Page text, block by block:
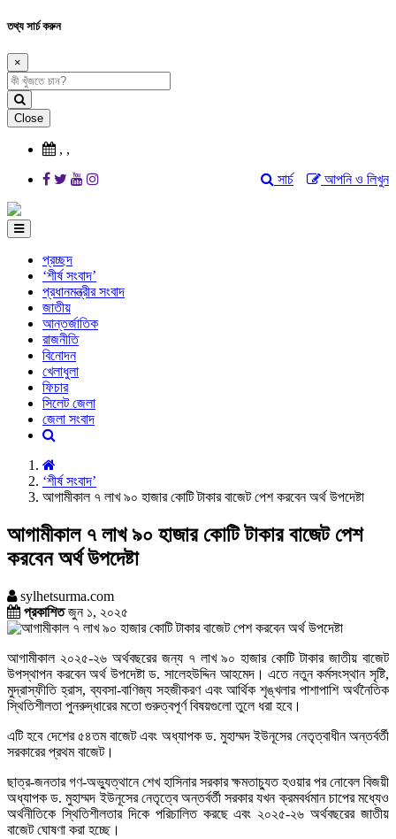
তথ্য সার্চ করুন
×
Close
, ,
আপনি ও লিখুন
সার্চ
প্রচ্ছদ
‘শীর্ষ সংবাদ’
প্রধানমন্ত্রীর সংবাদ
জাতীয়
আন্তর্জাতিক
রাজনীতি
বিনোদন
খেলাধুলা
ফিচার
সিলেট জেলা
জেলা সংবাদ
‘শীর্ষ সংবাদ’
আগামীকাল ৭ লাখ ৯০ হাজার কোটি টাকার বাজেট পেশ করবেন অর্থ উপদেষ্টা
আগামীকাল ৭ লাখ ৯০ হাজার কোটি টাকার বাজেট পেশ
করবেন অর্থ উপদেষ্টা
sylhetsurma.com
প্রকাশিতজুন ১, ২০২৫
আগামীকাল ২০২৫-২৬ অর্থবছরের জন্য ৭ লাখ ৯০ হাজার কোটি টাকার জাতীয় বাজেট
উপস্থাপন করবেন অর্থ উপদেষ্টা ড. সালেহউদ্দিন আহমেদ। এতে নতুন কর্মসংস্থান সৃষ্টি,
মুদ্রাস্ফীতি হ্রাস, ব্যবসা-বাণিজ্য সহজীকরণ এবং আর্থিক শৃঙ্খলার পাশাপাশি অর্থনৈতিক
স্থিতিশীলতা পুনরুদ্ধারের মতো গুরুত্বপূর্ণ বিষয়গুলো তুলে ধরা হবে।
এটি হবে দেশের ৫৪তম বাজেট এবং অধ্যাপক ড. মুহাম্মদ ইউনূসের নেতৃত্বাধীন অন্তর্বর্তী
সরকারের প্রথম বাজেট।
ছাত্র-জনতার গণ-অভ্যুত্থানে শেখ হাসিনার সরকার ক্ষমতাচ্যুত হওয়ার পর নোবেল বিজয়ী
অধ্যাপক ড. মুহাম্মদ ইউনূসের নেতৃত্বে অন্তর্বর্তী সরকার যখন ক্রমবর্ধমান চাপের মধ্যেও
অর্থনীতিকে স্থিতিশীলতার দিকে পরিচালিত করছে এবং ২০২৫-২৬ অর্থবছরের জাতীয়
বাজেট ঘোষণা করা হচ্ছে।